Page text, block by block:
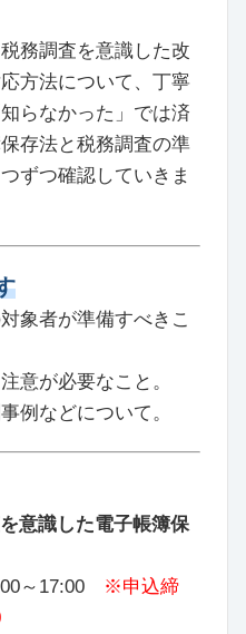
務調査を意識した改
方法について、丁寧
らなかった」では済
存法と税務調査の準
ずつ確認していきま
象者が準備すべきこ
意が必要なこと。
例などについて。
意識した電子帳簿保
～17:00
※申込締